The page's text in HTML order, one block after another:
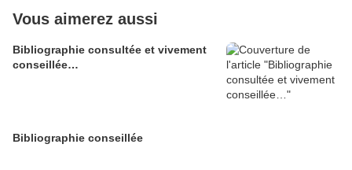
Vous aimerez aussi
Bibliographie consultée et vivement
conseillée…
Bibliographie conseillée